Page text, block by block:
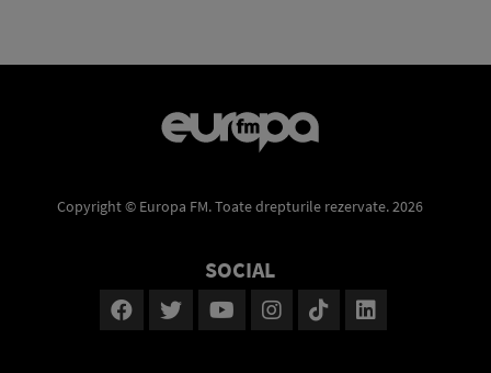
Copyright © Europa FM. Toate drepturile rezervate. 2026
SOCIAL